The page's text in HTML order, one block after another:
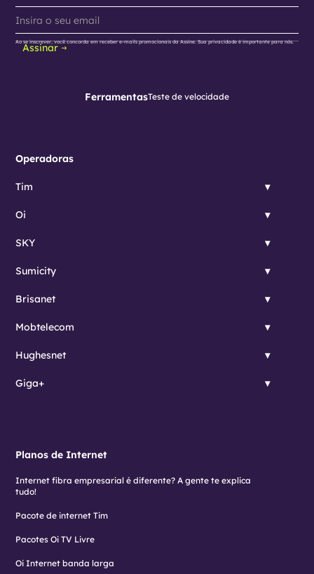
Assinar
Ao se inscrever, você concorda em receber e-mails promocionais da Assine. Sua privacidade é importante para nós.
FerramentasTeste de velocidade
Operadoras
Tim
Oi
SKY
Sumicity
Brisanet
Mobtelecom
Hughesnet
Giga+
Planos de Internet
Internet fibra empresarial é diferente? A gente te explica
tudo!
Pacote de internet Tim
Pacotes Oi TV Livre
Oi Internet banda larga